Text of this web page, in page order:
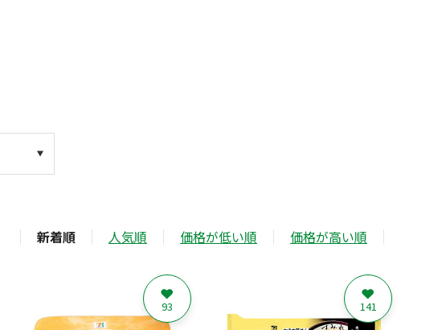
新着順 人気順 価格が低い順 価格が高い順
93 141